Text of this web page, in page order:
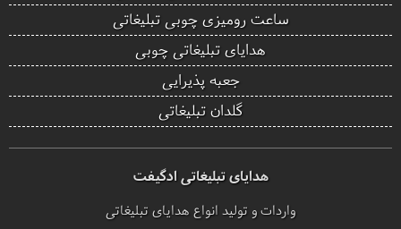
ساعت رومیزی چوبی تبلیغاتی
هدایای تبلیغاتی چوبی
جعبه پذیرایی
گلدان تبلیغاتی
هدایای تبلیغاتی ادگیفت
واردات و تولید انواع هدایای تبلیغاتی